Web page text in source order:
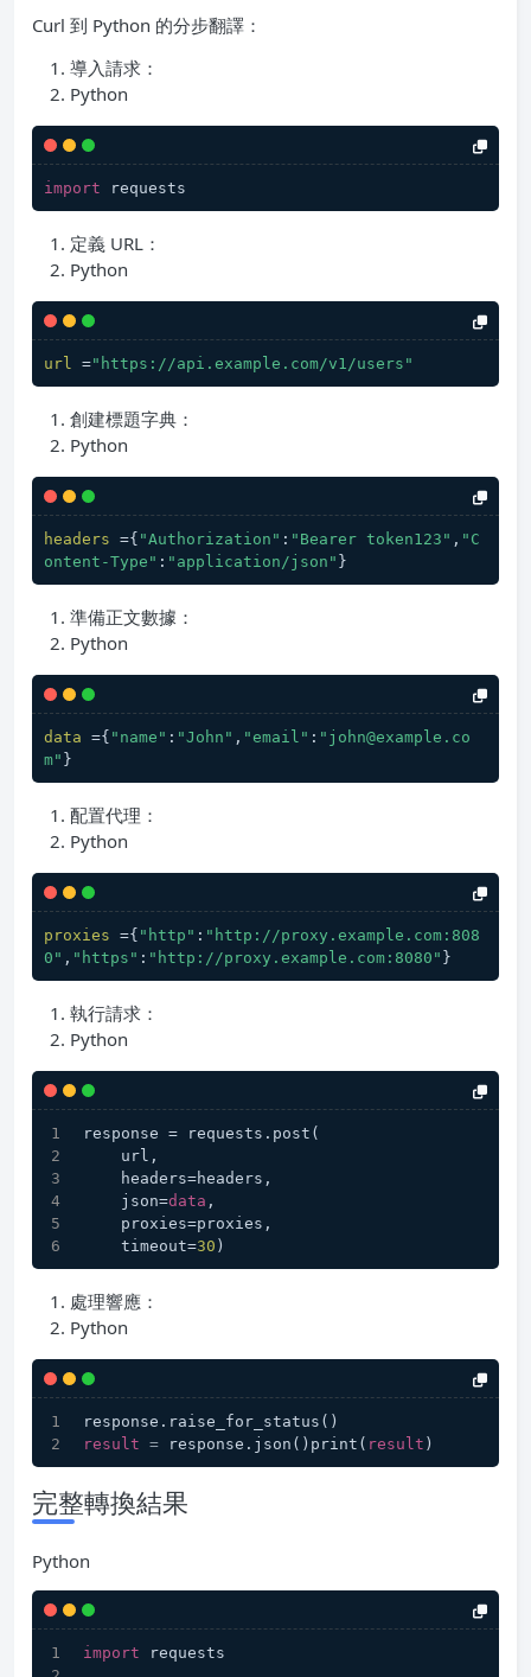
Curl 到 Python 的分步翻譯：
導入請求：
Python
import requests
定義 URL：
Python
url ="https://api.example.com/v1/users"
創建標題字典：
Python
headers ={ "Authorization" : "Bearer token123" , "C
ontent-Type" : "application/json" }
準備正文數據：
Python
data ={ "name" : "John" , "email" : "john@example.co
m" }
配置代理：
Python
proxies ={ "http" : "http://proxy.example.com:808
0" , "https" : "http://proxy.example.com:8080" }
執行請求：
Python
response = requests.post(
    url,
    headers=headers,
    json=
data ,
    proxies=proxies,
    timeout=
30 )
處理響應：
Python
response.raise_for_status()
result = response.json()print( result )
完整轉換結果
Python
import requests